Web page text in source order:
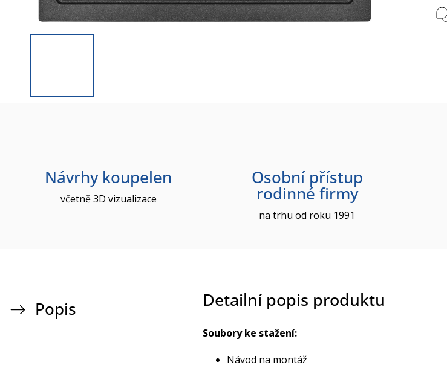
Návrhy koupelen
včetně 3D vizualizace
Osobní přístup
rodinné firmy
na trhu od roku 1991
Popis Detailní popis produktu
Soubory ke stažení:
Návod na montáž